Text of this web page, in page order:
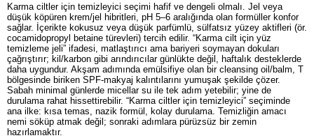
Karma ciltler için temizleyici seçimi hafif ve dengeli olmalı. Jel veya
düşük köpüren krem/jel hibritleri, pH 5–6 aralığında olan formüller konfor
sağlar. İçerikte kokusuz veya düşük parfümlü, sülfatsız yüzey aktifleri (ör.
cocamidopropyl betaine türevleri) tercih edilir. “Karma cilt için yüz
temizleme jeli” ifadesi, matlaştırıcı ama bariyeri soymayan dokuları
çağrıştırır; kil/karbon gibi arındırıcılar günlükte değil, haftalık desteklerde
daha uygundur. Akşam adımında emülsifiye olan bir cleansing oil/balm, T
bölgesinde biriken SPF-makyaj kalıntılarını yumuşak şekilde çözer.
Sabah minimal günlerde micellar su ile tek adım yetebilir; yine de
durulama rahat hissettirebilir. “Karma ciltler için temizleyici” seçiminde
ana ilke: kısa temas, nazik formül, kolay durulama. Temizliğin amacı
nemi söküp atmak değil; sonraki adımlara pürüzsüz bir zemin
hazırlamaktır.